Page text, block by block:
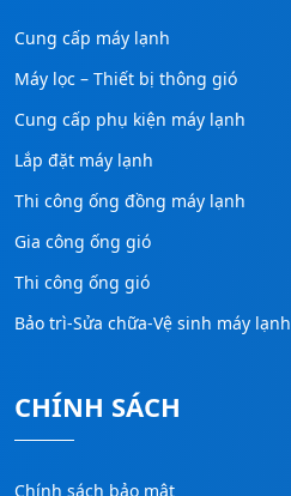
Cung cấp máy lạnh
Máy lọc – Thiết bị thông gió
Cung cấp phụ kiện máy lạnh
Lắp đặt máy lạnh
Thi công ống đồng máy lạnh
Gia công ống gió
Thi công ống gió
Bảo trì-Sửa chữa-Vệ sinh máy lạnh
CHÍNH SÁCH
Chính sách bảo mật